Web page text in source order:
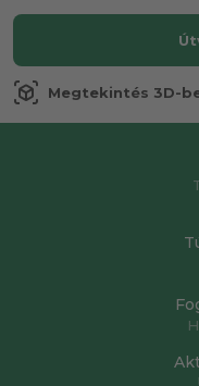
view_in_ar Megtekintés 3D-